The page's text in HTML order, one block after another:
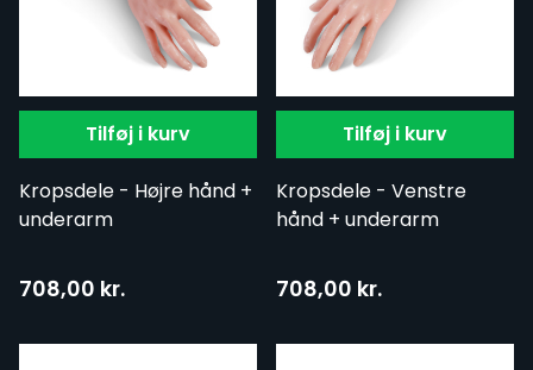
Tilføj i kurv
Kropsdele - Højre hånd +
underarm
708,00 kr.
Tilføj i kurv
Kropsdele - Venstre
hånd + underarm
708,00 kr.